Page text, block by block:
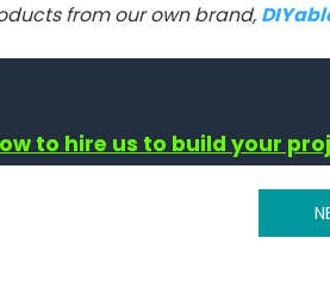
from our own brand,
to hire us to build your